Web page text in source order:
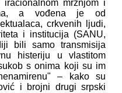
mržnjom i
a vođena je od
crkvenih ljudi,
i institucija (SANU,
bili samo transmisija
histeriju u vlastitom
s onima koji su im
– kako su
i brojni drugi srpski